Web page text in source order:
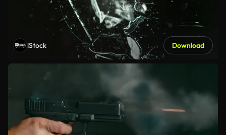
iStock Download